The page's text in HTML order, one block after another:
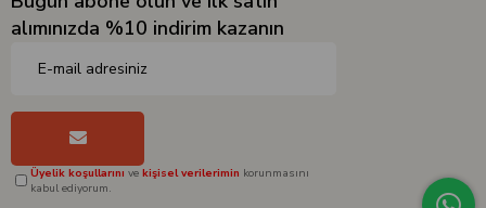
alımınızda %10 indirim kazanın
Üyelik koşullarını ve kişisel verilerimin korunmasını
kabul ediyorum.